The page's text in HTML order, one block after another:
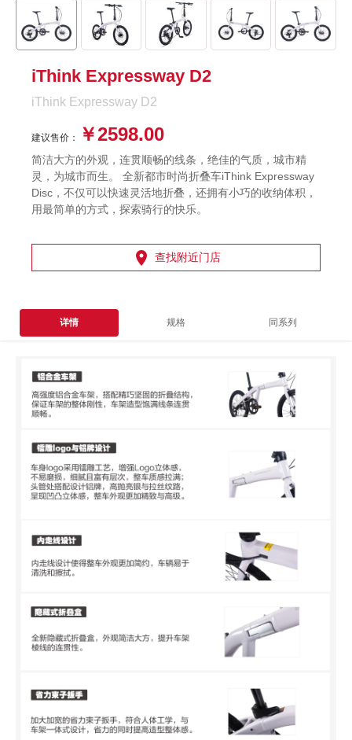
iThink Expressway D2
iThink Expressway D2
建议售价： ￥2598.00
简洁大方的外观，连贯顺畅的线条，绝佳的气质，城市精
灵，为城市而生。 全新都市时尚折叠车iThink Expressway
Disc，不仅可以快速灵活地折叠，还拥有小巧的收纳体积，
用最简单的方式，探索骑行的快乐。
 查找附近门店
详情 规格 同系列